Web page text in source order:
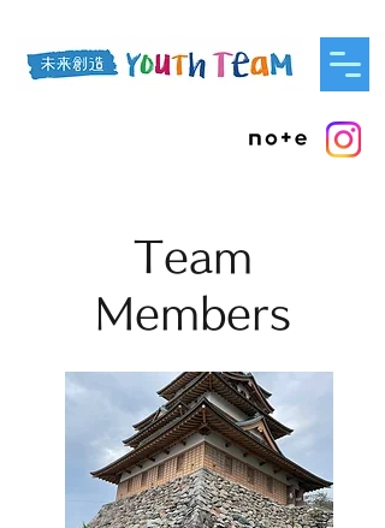
Team
Members